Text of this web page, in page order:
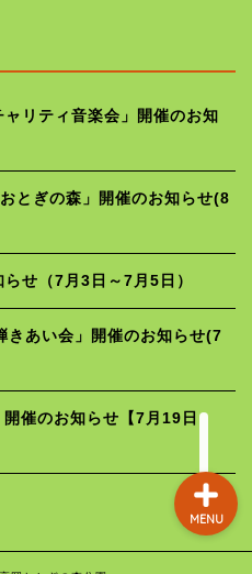
ャリティ音楽会」開催のお知
とぎの森」開催のお知らせ(8
らせ（7月3日～7月5日）
きあい会」開催のお知らせ(7
催のお知らせ【7月19日
MENU
ホーム
年間行事予定
施設の使用料